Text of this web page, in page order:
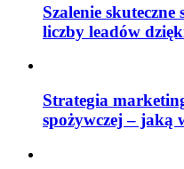
Szalenie skuteczne
liczby leadów
Strategia
spożywczej – jaką